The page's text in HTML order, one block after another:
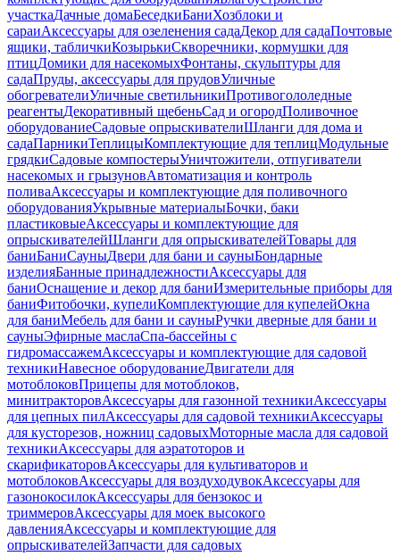
участкаДачные домаБеседкиБаниХозблоки и
сараиАксессуары для озеленения садаДекор для садаПочтовые
ящики, табличкиКозырькиСкворечники, кормушки для
птицДомики для насекомыхФонтаны, скульптуры для
садаПруды, аксессуары для прудовУличные
обогревателиУличные светильникиПротивогололедные
реагентыДекоративный щебеньСад и огородПоливочное
оборудованиеСадовые опрыскивателиШланги для дома и
садаПарникиТеплицыКомплектующие для теплицМодульные
грядкиСадовые компостерыУничтожители, отпугиватели
насекомых и грызуновАвтоматизация и контроль
поливаАксессуары и комплектующие для поливочного
оборудованияУкрывные материалыБочки, баки
пластиковыеАксессуары и комплектующие для
опрыскивателейШланги для опрыскивателейТовары для
баниБаниСауныДвери для бани и сауныБондарные
изделияБанные принадлежностиАксессуары для
баниОснащение и декор для баниИзмерительные приборы для
баниФитобочки, купелиКомплектующие для купелейОкна
для баниМебель для бани и сауныРучки дверные для бани и
сауныЭфирные маслаСпа-бассейны с
гидромассажемАксессуары и комплектующие для садовой
техникиНавесное оборудованиеДвигатели для
мотоблоковПрицепы для мотоблоков,
минитракторовАксессуары для газонной техникиАксессуары
для цепных пилАксессуары для садовой техникиАксессуары
для кусторезов, ножниц садовыхМоторные масла для садовой
техникиАксессуары для аэратоторов и
скарификаторовАксессуары для культиваторов и
мотоблоковАксессуары для воздуходувокАксессуары для
газонокосилокАксессуары для бензокос и
триммеровАксессуары для моек высокого
давленияАксессуары и комплектующие для
опрыскивателейЗапчасти для садовых